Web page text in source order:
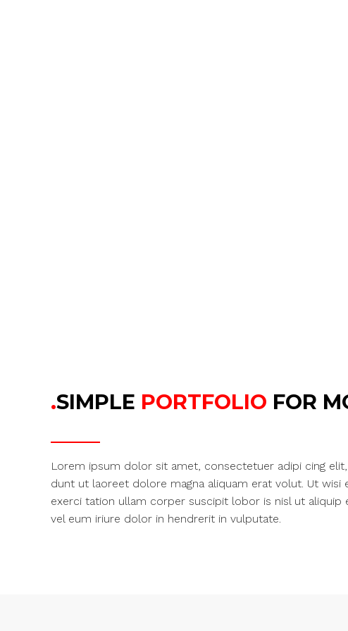
.SIMPLE PORTFOLIO FOR
Lorem ipsum dolor sit amet, consectetuer adipi cing
dunt ut laoreet dolore magna aliquam erat volut. Ut wisi
exerci tation ullam corper suscipit lobor is nisl ut
vel eum iriure dolor in hendrerit in vulputate.